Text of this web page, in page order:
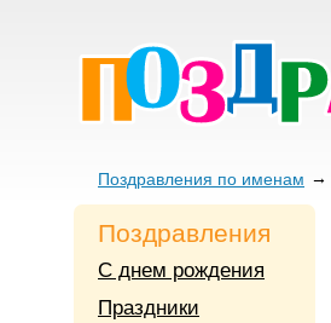
Поздравления по именам
Поздравления
С днем рождения
Праздники